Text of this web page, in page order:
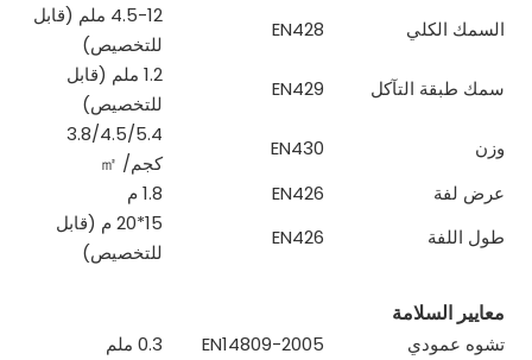
السمك الكلي
EN428
4.5-12 ملم (قابل
للتخصيص)
سمك طبقة التآكل
EN429
1.2 ملم (قابل
للتخصيص)
وزن
EN430
3.8/4.5/5.4
كجم/ ㎡
عرض لفة
EN426
1.8 م
طول اللفة
EN426
15*20 م (قابل
للتخصيص)
معايير السلامة
تشوه عمودي EN14809-2005
0.3 ملم